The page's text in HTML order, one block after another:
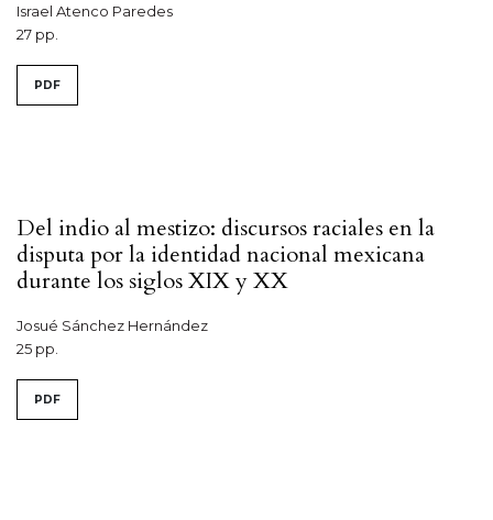
Israel Atenco Paredes
27 pp.
PDF
Del indio al mestizo: discursos raciales en la
disputa por la identidad nacional mexicana
durante los siglos XIX y XX
Josué Sánchez Hernández
25 pp.
PDF